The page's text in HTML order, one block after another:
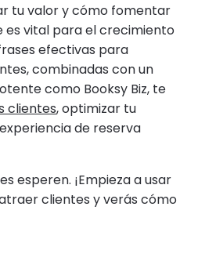
tu valor y cómo fomentar
es vital para el crecimiento
efectivas para
combinadas con un
como Booksy Biz, te
clientes, optimizar tu
de reserva
esperen. ¡Empieza a usar
clientes y verás cómo